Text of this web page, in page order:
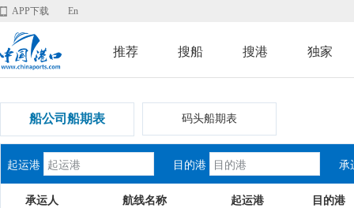
APP下载 En
推荐 搜船 搜港 独家
船公司船期表 码头船期表
起运港 目的港 承
承运人 航线名称 起运港 目的港